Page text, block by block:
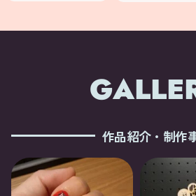
作品紹介・制作